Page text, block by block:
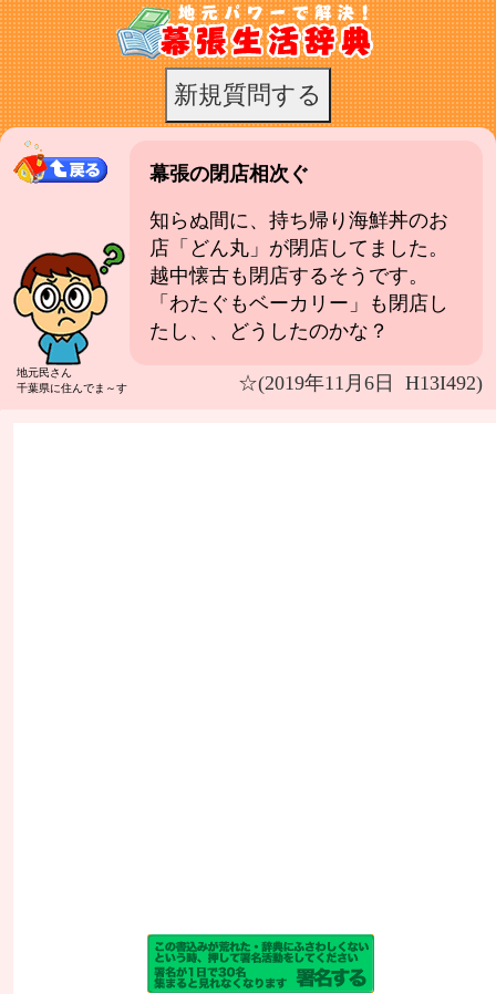
幕張の閉店相次ぐ
知らぬ間に、持ち帰り海鮮丼のお
店「どん丸」が閉店してました。
越中懐古も閉店するそうです。
「わたぐもベーカリー」も閉店し
たし、、どうしたのかな？
地元民さん
千葉県に住んでま～す
☆(2019年11月6日 H13I492)